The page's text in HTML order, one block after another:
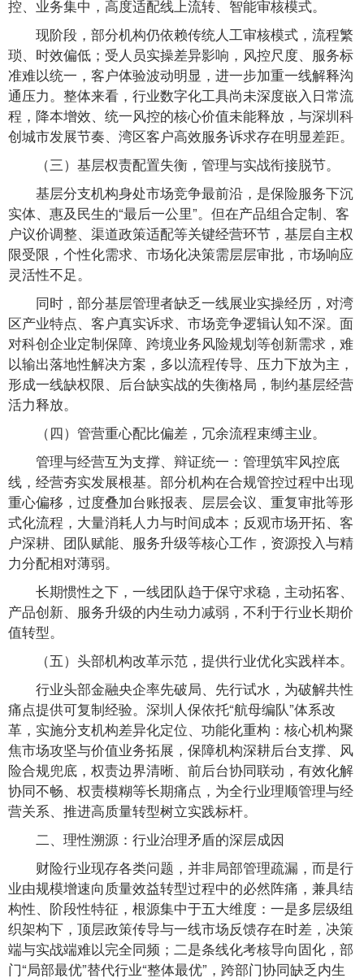
控、业务集中，高度适配线上流转、智能审核模式。
现阶段，部分机构仍依赖传统人工审核模式，流程繁
琐、时效偏低；受人员实操差异影响，风控尺度、服务标
准难以统一，客户体验波动明显，进一步加重一线解释沟
通压力。整体来看，行业数字化工具尚未深度嵌入日常流
程，降本增效、统一风控的核心价值未能释放，与深圳科
创城市发展节奏、湾区客户高效服务诉求存在明显差距。
（三）基层权责配置失衡，管理与实战衔接脱节。
基层分支机构身处市场竞争最前沿，是保险服务下沉
实体、惠及民生的“最后一公里”。但在产品组合定制、客
户议价调整、渠道政策适配等关键经营环节，基层自主权
限受限，个性化需求、市场化决策需层层审批，市场响应
灵活性不足。
同时，部分基层管理者缺乏一线展业实操经历，对湾
区产业特点、客户真实诉求、市场竞争逻辑认知不深。面
对科创企业定制保障、跨境业务风险规划等创新需求，难
以输出落地性解决方案，多以流程传导、压力下放为主，
形成一线缺权限、后台缺实战的失衡格局，制约基层经营
活力释放。
（四）管营重心配比偏差，冗余流程束缚主业。
管理与经营互为支撑、辩证统一：管理筑牢风控底
线，经营夯实发展根基。部分机构在合规管控过程中出现
重心偏移，过度叠加台账报表、层层会议、重复审批等形
式化流程，大量消耗人力与时间成本；反观市场开拓、客
户深耕、团队赋能、服务升级等核心工作，资源投入与精
力分配相对薄弱。
长期惯性之下，一线团队趋于保守求稳，主动拓客、
产品创新、服务升级的内生动力减弱，不利于行业长期价
值转型。
（五）头部机构改革示范，提供行业优化实践样本。
行业头部金融央企率先破局、先行试水，为破解共性
痛点提供可复制经验。深圳人保依托“航母编队”体系改
革，实施分支机构差异化定位、功能化重构：核心机构聚
焦市场攻坚与价值业务拓展，保障机构深耕后台支撑、风
险合规兜底，权责边界清晰、前后台协同联动，有效化解
协同不畅、权责模糊等长期痛点，为全行业理顺管理与经
营关系、推进高质量转型树立实践标杆。
二、理性溯源：行业治理矛盾的深层成因
财险行业现存各类问题，并非局部管理疏漏，而是行
业由规模增速向质量效益转型过程中的必然阵痛，兼具结
构性、阶段性特征，根源集中于五大维度：一是多层级组
织架构下，顶层政策传导与一线市场反馈存在时差，决策
端与实战端难以完全同频；二是条线化考核导向固化，部
门“局部最优”替代行业“整体最优”，跨部门协同缺乏内生